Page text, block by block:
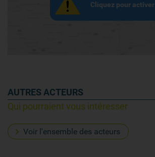
Cliquez pour activer
AUTRES ACTEURS
Qui pourraient vous intéresser
Voir l'ensemble des acteurs